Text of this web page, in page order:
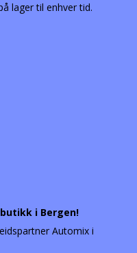
lager til enhver tid.
i Bergen!
Automix i